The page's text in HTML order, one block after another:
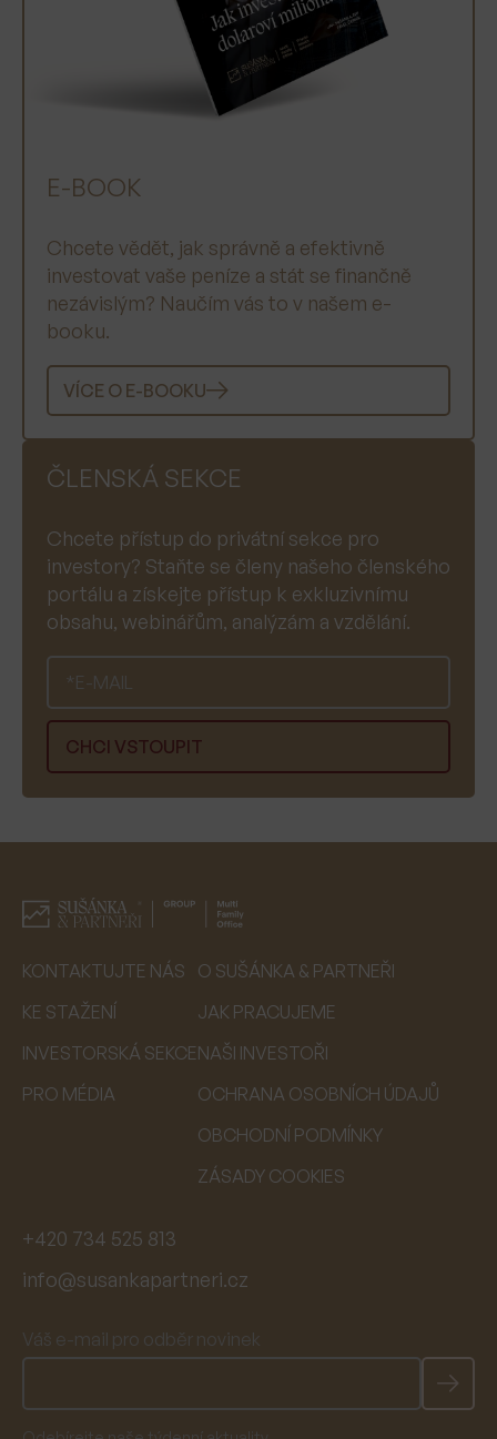
E-BOOK
Chcete vědět, jak správně a efektivně
investovat vaše peníze a stát se finančně
nezávislým? Naučím vás to v našem e-
booku.
VÍCE O E-BOOKU
ČLENSKÁ SEKCE
Chcete přístup do privátní sekce pro
investory? Staňte se členy našeho členského
portálu a získejte přístup k exkluzivnímu
obsahu, webinářům, analýzám a vzdělání.
KONTAKTUJTE NÁS
KE STAŽENÍ
INVESTORSKÁ SEKCE
PRO MÉDIA
O SUŠÁNKA & PARTNEŘI
JAK PRACUJEME
NAŠI INVESTOŘI
OCHRANA OSOBNÍCH ÚDAJŮ
OBCHODNÍ PODMÍNKY
ZÁSADY COOKIES
+420 734 525 813
info@susankapartneri.cz
Váš e-mail pro odběr novinek